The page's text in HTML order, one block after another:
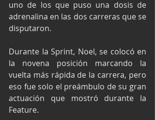
uno de los que puso una dosis de
adrenalina en las dos carreras que se
disputaron.
Durante la Sprint, Noel, se colocó en
la novena posición marcando la
vuelta más rápida de la carrera, pero
eso fue solo el preámbulo de su gran
actuación que mostró durante la
Feature.